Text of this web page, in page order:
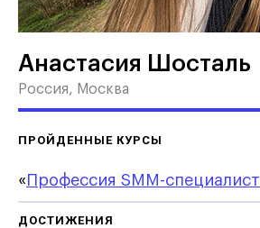
Анастасия Шосталь
Россия, Москва
ПРОЙДЕННЫЕ КУРСЫ
« Профессия SMM-специалист
ДОСТИЖЕНИЯ